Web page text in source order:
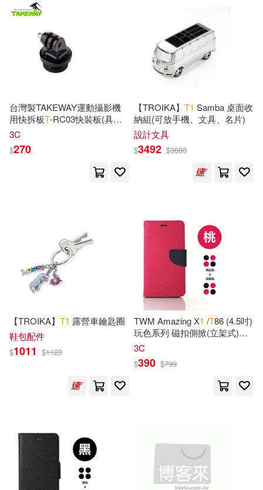
Media(4)
Molly(4)
Multiple Contributors(4)
Nathalie(4) Patricia(4)
Programming(4) Ramsey(4)
Robert Dan(4) Rosenberg(4)
Sharp(4) Skolnik(4)
The Perfect(4)
Will(4)
Williams(4)
慕客館(2)
有理文化(2)
清華大學出版社(2)
羽翼實業有限公司(2) 遠流(2)
釀出版(2)
青文(2)
點將(2) Alfred Music(1)
Bookmasters Dist Serv(1)
Booksurge Llc(1)
台灣製TAKEWAY運動攝影機
用快拆板T-RC03快裝板(具有
側向固定座;台灣公司貨)適
B01、R2、R
3C
$270
【TROIKA】 T1 Samba 桌面收
納組(可放手機、文具、名片)
設計文具
$3492 $3880
【TROIKA】 T1 露營車鑰匙圈
鞋包配件
$1011 $1123
TWM Amazing X1 /T86 (4.5吋)
玩色系列 磁扣側掀(立架式)皮
套桃色
3C
$390 $799